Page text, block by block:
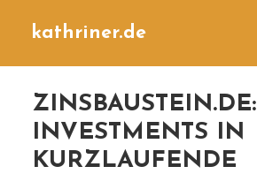
kathriner.de
ZINSBAUSTEIN.DE:
INVESTMENTS IN
KURZLAUFENDE